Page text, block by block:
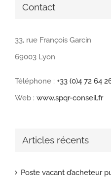
Contact
33, rue François Garcin
69003 Lyon
Téléphone : +33 (0)4 72 64
Web : www.spqr-conseil.fr
Articles récents
Poste vacant d’acheteur